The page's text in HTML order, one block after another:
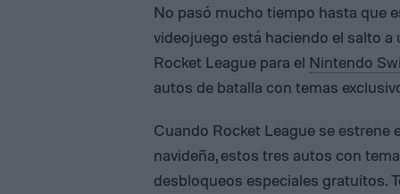
No pasó mucho tiempo hasta que
videojuego está haciendo el salto
Rocket League para el Nintendo
autos de batalla con temas
Cuando Rocket League se estrene
navideña, estos tres autos con
desbloqueos especiales gratuitos.